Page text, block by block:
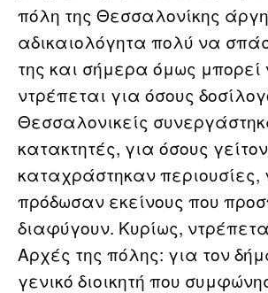
πόλη της Θεσσαλονίκης
αδικαιολόγητα πολύ να
της και σήμερα όμως μπορεί
ντρέπεται για όσους
Θεσσαλονικείς
κατακτητές, για όσους
καταχράστηκαν περιουσίες,
πρόδωσαν εκείνους που
διαφύγουν. Κυρίως,
Αρχές της πόλης: για τον
γενικό διοικητή που